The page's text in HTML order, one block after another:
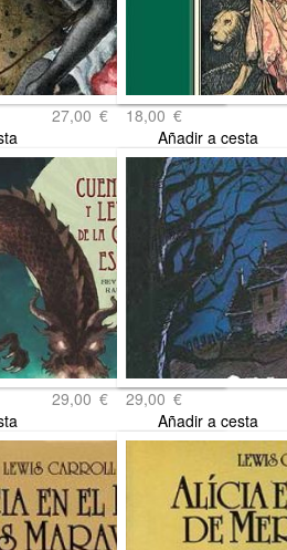
27,00 €
18,00 €
Añadir a cesta
29,00 €
29,00 €
Añadir a cesta